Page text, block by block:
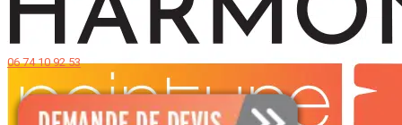
06 74 10 92 53